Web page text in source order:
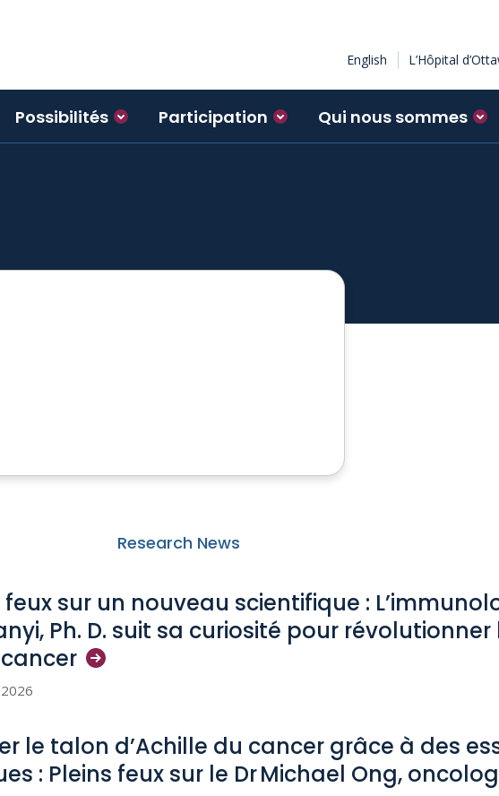
English L’Hôpital
Possibilités Participation Qui nous sommes
Research News
feux sur un nouveau scientifique :
Ph. D. suit sa curiosité pour
cancer
le talon d’Achille du cancer grâce à des
: Pleins feux sur le Dr Michael Ong,